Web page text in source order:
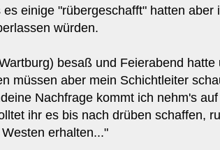
einige "rübergeschafft" hatten
würden.
besaß und Feierabend
müssen aber mein Schichtleiter
Nachfrage kommt ich nehm's
ihr es bis nach drüben schaffen,
erhalten..."